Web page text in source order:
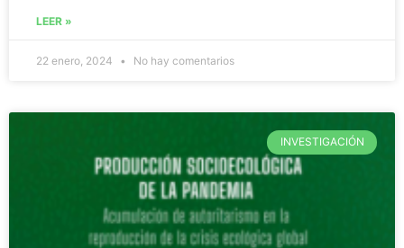
LEER »
22 enero, 2024 No hay comentarios
INVESTIGACIÓN